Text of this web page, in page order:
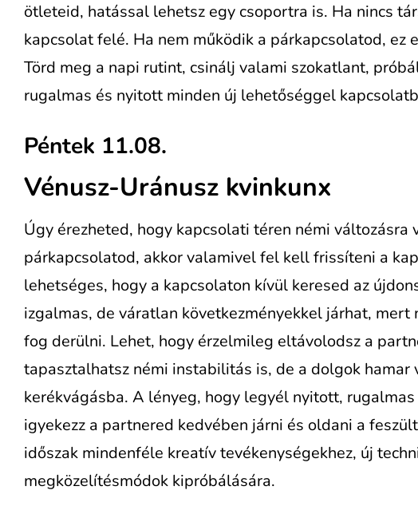
ötleteid, hatással lehetsz egy csoportra is. Ha nincs
kapcsolat felé. Ha nem működik a párkapcsolatod, ez
Törd meg a napi rutint, csinálj valami szokatlant,
rugalmas és nyitott minden új lehetőséggel
Péntek 11.08.
Vénusz-Uránusz kvinkunx
Úgy érezheted, hogy kapcsolati téren némi változásra
párkapcsolatod, akkor valamivel fel kell frissíteni a
lehetséges, hogy a kapcsolaton kívül keresed az
izgalmas, de váratlan következményekkel járhat, mert
fog derülni. Lehet, hogy érzelmileg eltávolodsz a
tapasztalhatsz némi instabilitás is, de a dolgok hamar
kerékvágásba. A lényeg, hogy legyél nyitott,
igyekezz a partnered kedvében járni és oldani a
időszak mindenféle kreatív tevékenységekhez, új
megközelítésmódok kipróbálására.